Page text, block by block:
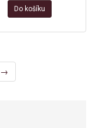
Do košíku
→